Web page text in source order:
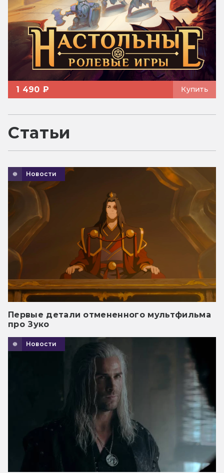
1 490 ₽ Купить
Статьи
Новости
Первые детали отмененного мультфильма
про Зуко
Новости